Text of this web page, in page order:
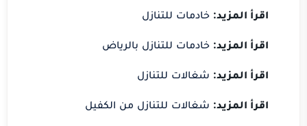
اقرأ المزيد: خادمات للتنازل
اقرأ المزيد: خادمات للتنازل بالرياض
اقرأ المزيد: شغالات للتنازل
اقرأ المزيد: شغالات للتنازل من الكفيل